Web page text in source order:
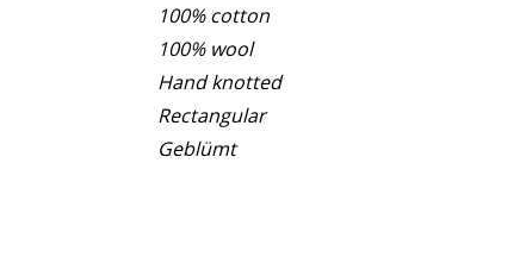
100% cotton
100% wool
Hand knotted
Rectangular
Geblümt